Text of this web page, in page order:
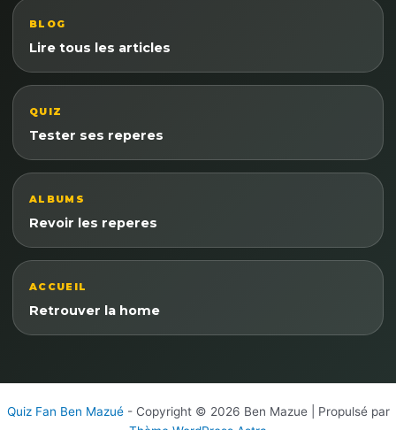
BLOG
Lire tous les articles
QUIZ
Tester ses reperes
ALBUMS
Revoir les reperes
ACCUEIL
Retrouver la home
Quiz Fan Ben Mazué- Copyright © 2026 Ben Mazue | Propulsé par